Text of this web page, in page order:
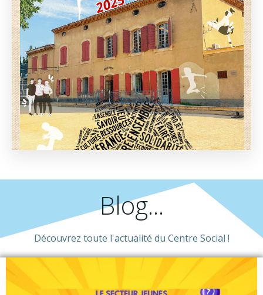
Blog...
Découvrez toute l'actualité du Centre Social !